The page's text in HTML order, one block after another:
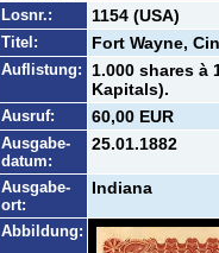
Losnr.:
1154 (USA)
Titel: Fort Wayne,
Auflistung:
1.000 shares à
Kapitals).
Ausruf: 60,00 EUR
Ausgabe-
datum:
25.01.1882
Ausgabe-
ort:
Indiana
Abbildung: